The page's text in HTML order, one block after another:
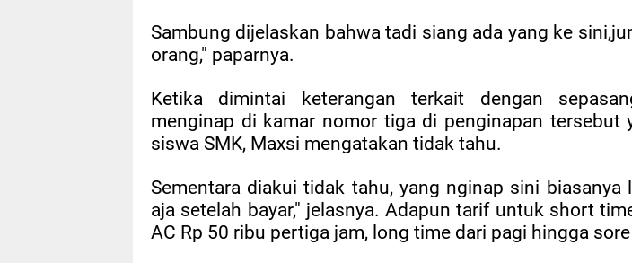
Sambung dijelaskan bahwa tadi siang ada yang ke
orang," paparnya.
Ketika dimintai keterangan terkait dengan
menginap di kamar nomor tiga di penginapan tersebut
siswa SMK, Maxsi mengatakan tidak tahu.
Sementara diakui tidak tahu, yang nginap sini biasanya
aja setelah bayar," jelasnya. Adapun tarif untuk short
AC Rp 50 ribu pertiga jam, long time dari pagi hingga